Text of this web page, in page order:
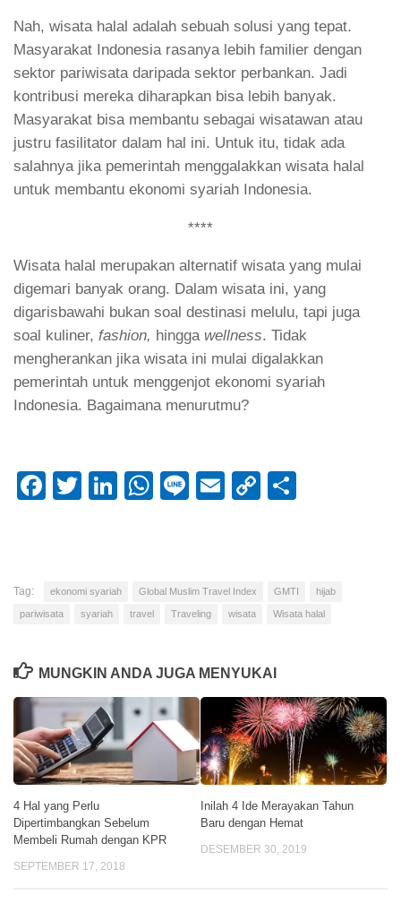
Nah, wisata halal adalah sebuah solusi yang tepat.
Masyarakat Indonesia rasanya lebih familier dengan
sektor pariwisata daripada sektor perbankan. Jadi
kontribusi mereka diharapkan bisa lebih banyak.
Masyarakat bisa membantu sebagai wisatawan atau
justru fasilitator dalam hal ini. Untuk itu, tidak ada
salahnya jika pemerintah menggalakkan wisata halal
untuk membantu ekonomi syariah Indonesia.
****
Wisata halal merupakan alternatif wisata yang mulai
digemari banyak orang. Dalam wisata ini, yang
digarisbawahi bukan soal destinasi melulu, tapi juga
soal kuliner, fashion, hingga wellness. Tidak
mengherankan jika wisata ini mulai digalakkan
pemerintah untuk menggenjot ekonomi syariah
Indonesia. Bagaimana menurutmu?
Facebook
TwitterLinkedIn
WhatsApp
LineEmailCopy
Tag: ekonomi syariah Global Muslim Travel Index GMTI hijab
pariwisata syariah travel Traveling wisata Wisata halal
MUNGKIN ANDA JUGA MENYUKAI
4 Hal yang Perlu
Dipertimbangkan Sebelum
Membeli Rumah dengan KPR
SEPTEMBER 17, 2018
Inilah 4 Ide Merayakan Tahun
Baru dengan Hemat
DESEMBER 30, 2019